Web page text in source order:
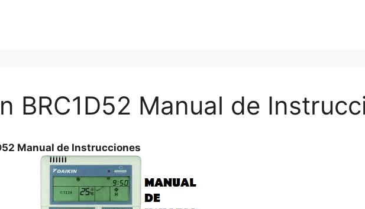
BRC1D52 Manual de
Manual de Instrucciones